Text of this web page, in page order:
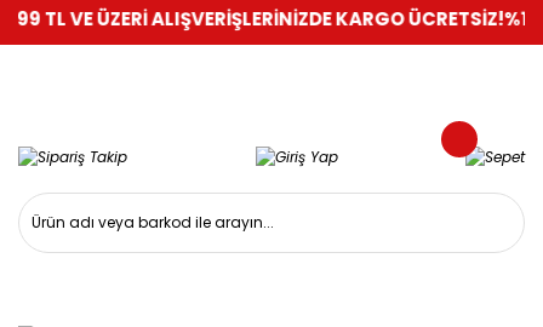
ÜZERİ ALIŞVERİŞLERİNİZDE KARGO ÜCRETSİZ!%100